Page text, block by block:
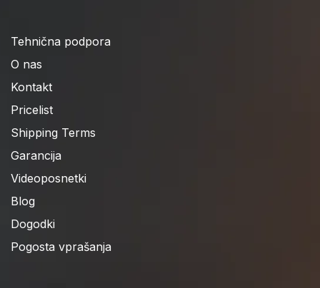
Tehnična podpora
O nas
Kontakt
Pricelist
Shipping Terms
Garancija
Videoposnetki
Blog
Dogodki
Pogosta vprašanja